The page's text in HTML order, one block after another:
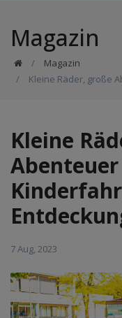
Magazin
Magazin
Kleine Räder, große
Kleine
7 Aug, 2023